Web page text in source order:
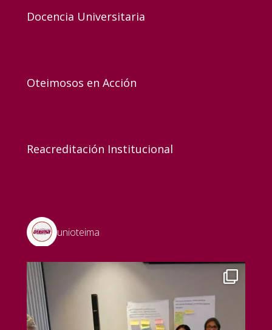
Docencia Universitaria
Oteimosos en Acción
Reacreditación Institucional
unioteima